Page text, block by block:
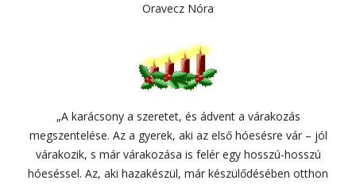
Oravecz Nóra
„A karácsony a szeretet, és ádvent a várakozás
megszentelése. Az a gyerek, aki az első hóesésre vár – jól
várakozik, s már várakozása is felér egy hosszú-hosszú
hóeséssel. Az, aki hazakészül, már készülődésében otthon